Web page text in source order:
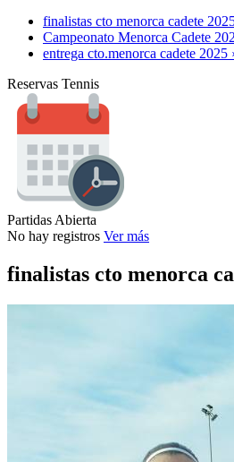
finalistas cto menorca cadete 2025
Campeonato Menorca Cadete
entrega cto.menorca cadete 2025
Reservas Tennis
Partidas Abierta
No hay registros Ver más
finalistas cto menorca